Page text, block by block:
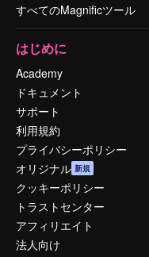
すべてのMagnificツール
はじめに
Academy
ドキュメント
サポート
利用規約
プライバシーポリシー
オリジナル 新規
クッキーポリシー
トラストセンター
アフィリエイト
法人向け